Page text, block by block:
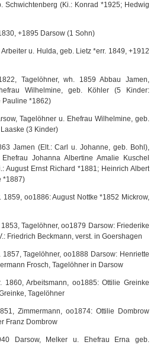
Schwichtenberg (Ki.: Konrad *1925; Hedwig
+1895 Darsow (1 Sohn)
u. Hulda, geb. Lietz *err. 1849, +1912
Tagelöhner, wh. 1859 Abbau Jamen,
Wilhelmine, geb. Köhler (5 Kinder:
Pauline *1862)
Tagelöhner u. Ehefrau Wilhelmine, geb.
(3 Kinder)
Jamen (Elt.: Carl u. Johanne, geb. Bohl),
Johanna Albertine Amalie Kuschel
August Ernst Richard *1881; Heinrich Albert
*1887)
1859, oo1886: August Nottke *1852 Mickrow,
Tagelöhner, oo1879 Darsow: Friederike
Friedrich Beckmann, verst. in Goershagen
Tagelöhner, oo1888 Darsow: Henriette
Frosch, Tagelöhner in Darsow
1860, Arbeitsmann, oo1885: Ottilie Greinke
Tagelöhner
Zimmermann, oo1874: Ottilie Dombrow
Franz Dombrow
Darsow, Melker u. Ehefrau Erna geb.